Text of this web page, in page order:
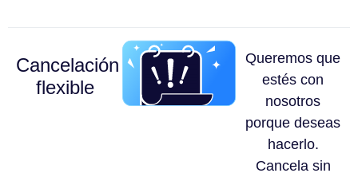
Cancelación
flexible
Queremos que
estés con
nosotros
porque deseas
hacerlo.
Cancela sin